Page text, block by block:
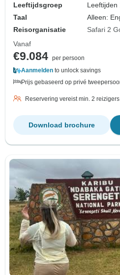
Leeftijdsgroep
Leeftijden
Taal
Alleen:
Reisorganisatie
Safari 2
Vanaf
€9.084 per persoon
Aanmelden to unlock savings
Prijs gebaseerd op privé
Reservering vereist min. 2 reizigers
Download brochure